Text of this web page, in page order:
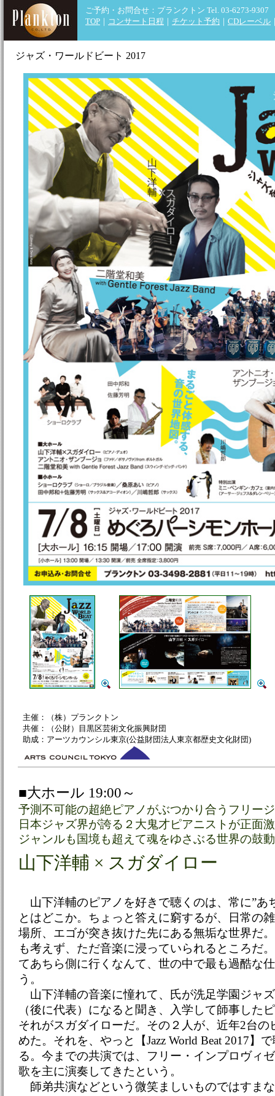
ご予約・お問合せ：プランクトン Tel. 03-6273-9307
TOP ｜ コンサート日程 ｜ チケット予約 ｜ CDレーベル
ジャズ・ワールドビート 2017
主催：（株）プランクトン
共催：（公財）目黒区芸術文化振興財団
助成：アーツカウンシル東京(公益財団法人東京都歴史文化財団)
■大ホール 19:00～
予測不可能の超絶ピアノがぶつかり合うフリー
日本ジャズ界が誇る２大鬼才ピアニストが正面
ジャンルも国境も超えて魂をゆさぶる世界の鼓
山下洋輔 × スガダイロー
山下洋輔のピアノを好きで聴くのは、常に”
とはどこか。ちょっと答えに窮するが、日常の
場所、エゴが突き抜けた先にある無垢な世界だ
も考えず、ただ音楽に浸っていられるところだ
てあちら側に行くなんて、世の中で最も過酷な
う。
山下洋輔の音楽に憧れて、氏が洗足学園ジャ
（後に代表）になると聞き、入学して師事した
それがスガダイローだ。その２人が、近年2台の
めた。それを、やっと【Jazz World Beat 2017】
る。今までの共演では、フリー・インプロヴィ
歌を主に演奏してきたという。
師弟共演などという微笑ましいものではすま